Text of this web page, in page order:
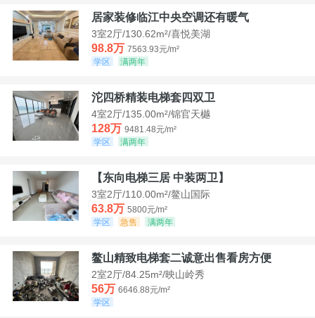
居家装修临江中央空调还有暖气
3室2厅/130.62m²/喜悦美湖
98.8万 7563.93元/m²
学区
满两年
沱四桥精装电梯套四双卫
4室2厅/135.00m²/锦官天樾
128万 9481.48元/m²
学区
满两年
【东向电梯三居 中装两卫】
3室2厅/110.00m²/鳌山国际
63.8万 5800元/m²
学区
急售 满两年
鳌山精致电梯套二诚意出售看房方便
2室2厅/84.25m²/映山岭秀
56万 6646.88元/m²
学区